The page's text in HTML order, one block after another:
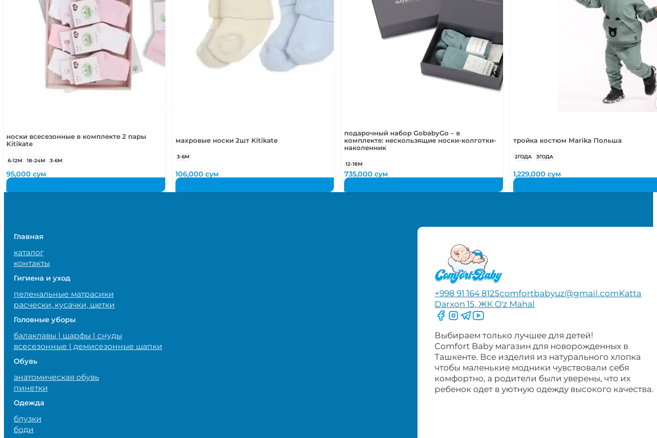
носки всесезонные в комплекте 2 пары
Kitikate
6-12М 18-24М 3-6М
95,000сум
махровые носки 2шт Kitikate
3-6М
106,000 сум
подарочный набор GobabyGo – в
комплекте: нескользящие носки-колготки-
наколенник
12-18М
735,000сум
тройка костюм Marika Польша
2ГОДА 3ГОДА
1,229,000 сум
Главная
каталог
контакты
Гигиена и уход
пеленальные матрасики
расчески, кусачки, щетки
Головные уборы
балаклавы | шарфы | снуды
всесезонные | демисезонные шапки
Обувь
анатомическая обувь
пинетки
Одежда
блузки
боди
+998 91 164 8125comfortbabyuz@gmail.comKatta
Darxon 15, ЖК O'z Mahal
Следите за нами на Facebook
Следите за нами в Instagram
Следите за нами в Telegram
Следите за нами в YouTube
Выбираем только лучшее для детей!
Comfort Baby магазин для новорожденных в
Ташкенте. Все изделия из натурального хлопка
чтобы маленькие модники чувствовали себя
комфортно, а родители были уверены, что их
ребенок одет в уютную одежду высокого качества.